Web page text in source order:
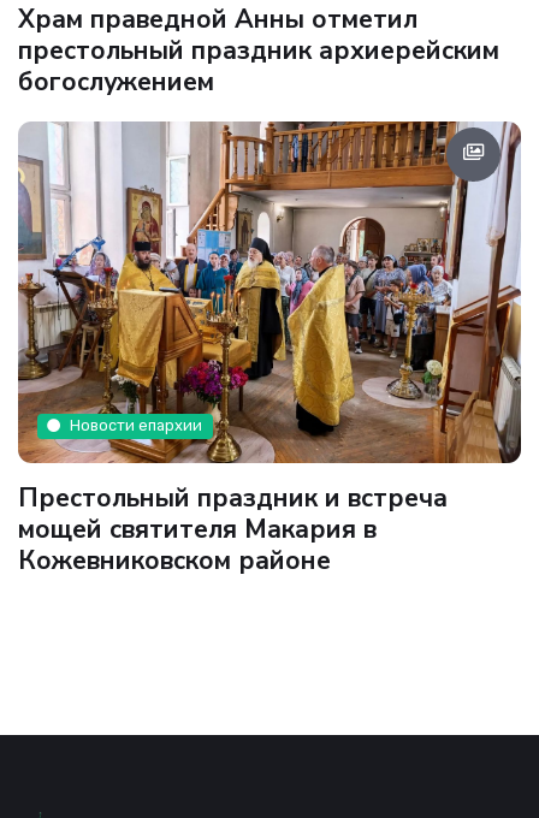
Храм праведной Анны отметил
престольный праздник архиерейским
богослужением
Новости епархии
Престольный праздник и встреча
мощей святителя Макария в
Кожевниковском районе